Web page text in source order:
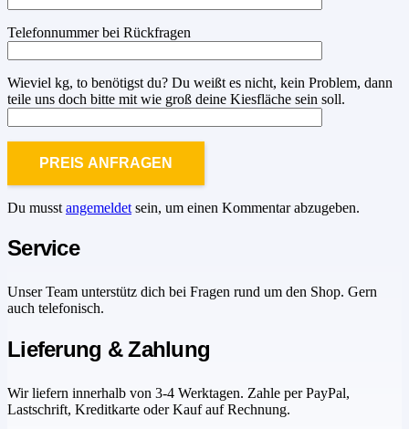
Telefonnummer bei Rückfragen
Wieviel kg, to benötigst du? Du weißt es nicht, kein Problem, dann
teile uns doch bitte mit wie groß deine Kiesfläche sein soll.
Du musst angemeldet sein, um einen Kommentar abzugeben.
Service
Unser Team unterstütz dich bei Fragen rund um den Shop. Gern
auch telefonisch.
Lieferung & Zahlung
Wir liefern innerhalb von 3-4 Werktagen. Zahle per PayPal,
Lastschrift, Kreditkarte oder Kauf auf Rechnung.